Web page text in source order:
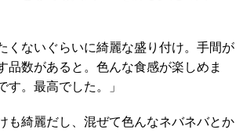
くないぐらいに綺麗な盛り付け。手間が
品数があると。色んな食感が楽しめま
す。最高でした。」
も綺麗だし、混ぜて色んなネバネバとか